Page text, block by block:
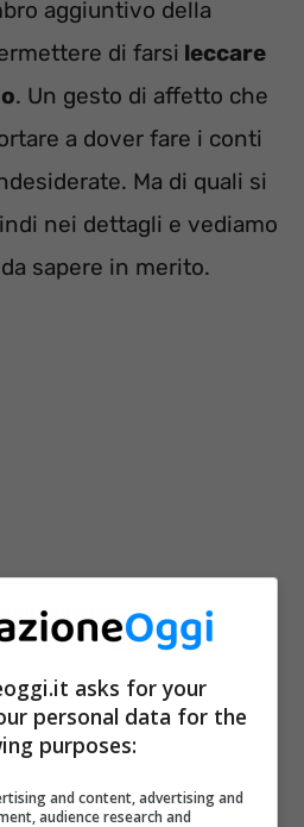
aggiuntivo della
di farsi leccare
. Un gesto di affetto che
a dover fare i conti
Ma di quali si
nei dettagli e vediamo
sapere in merito.
baci in bocca al
zampe: tutto
sapere
svolto da un gruppo di
asks for your
personal data for the
purposes:
and content, advertising and
audience research and